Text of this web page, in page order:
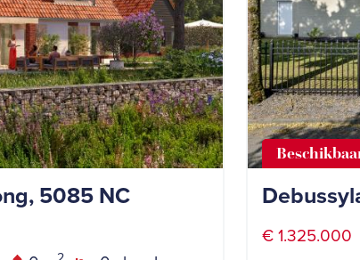
5085 NC
€ 1.325.000